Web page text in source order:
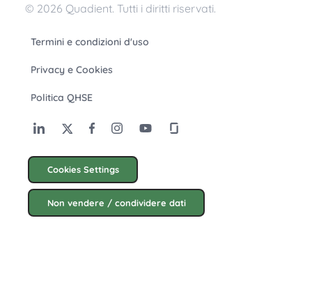
© 2026 Quadient. Tutti i diritti riservati.
Termini e condizioni d'uso
Privacy e Cookies
Politica QHSE
Cookies Settings
Non vendere / condividere dati